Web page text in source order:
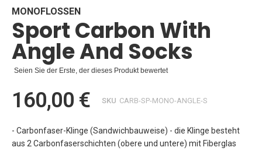
Bildgalerie
springen
MONOFLOSSEN
Sport Carbon With
Angle And Socks
Seien Sie der Erste, der dieses Produkt bewertet
160,00 € SKU CARB-SP-MONO-ANGLE-S
- Carbonfaser-Klinge (Sandwichbauweise) - die Klinge besteht
aus 2 Carbonfaserschichten (obere und untere) mit Fiberglas